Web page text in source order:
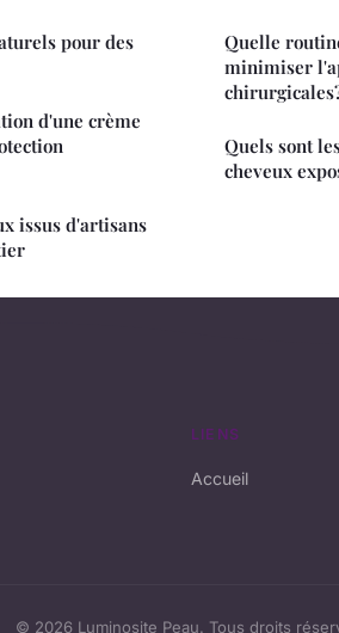
pour des
d'une crème
issus d'artisans
Quelle
minimiser
Quels sont
cheveux
LIENS
Accueil
© 2026 Luminosite Peau. Tous droits